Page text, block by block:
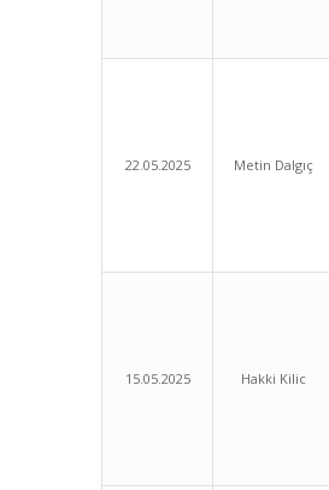
22.05.2025 Metin Dalgıç
15.05.2025 Hakki Kilic